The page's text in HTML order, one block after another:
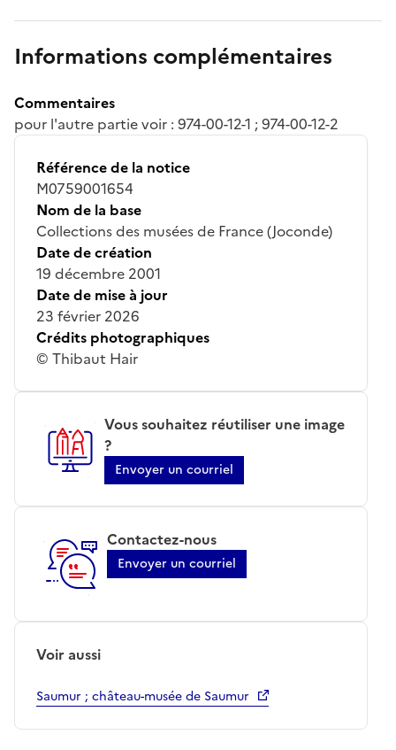
Informations complémentaires
Commentaires
pour l'autre partie voir : 974-00-12-1 ; 974-00-12-2
Référence de la notice
M0759001654
Nom de la base
Collections des musées de France (Joconde)
Date de création
19 décembre 2001
Date de mise à jour
23 février 2026
Crédits photographiques
© Thibaut Hair
Vous souhaitez réutiliser une image
?
Envoyer un courriel
Contactez-nous
Envoyer un courriel
Voir aussi
Saumur ; château-musée de Saumur